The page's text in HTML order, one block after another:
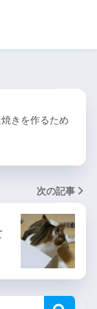
きを作るため
次の記事